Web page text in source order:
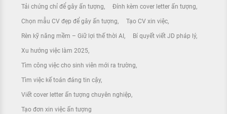
Tải chứng chỉ để gây ấn tượng Đính kèm cover letter ấn tượng
Chọn mẫu CV đẹp để gây ấn tượng Tạo CV xin việc
Rèn kỹ năng mềm – Giữ lợi thế thời AI Bí quyết viết JD pháp lý
Xu hướng việc làm 2025
Tìm công việc cho sinh viên mới ra trường
Tìm việc kế toán đáng tin cậy
Viết cover letter ấn tượng chuyên nghiệp
Tạo đơn xin việc ấn tượng